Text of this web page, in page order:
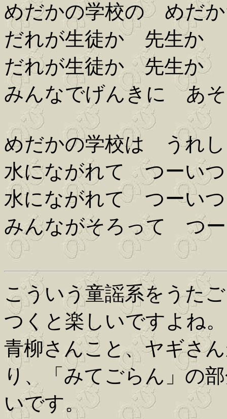
めだかの学校の めだ
だれが生徒か 先生か
だれが生徒か 先生か
みんなでげんきに あ
めだかの学校は うれ
水にながれて つーい
水にながれて つーい
みんながそろって つ
こういう童謡系をうた
つくと楽しいですよね。
青柳さんこと、ヤギさ
り、「みてごらん」の
いです。